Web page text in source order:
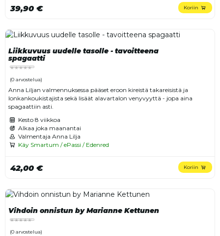
39,90 € Koriin
Liikkuvuus uudelle tasolle - tavoitteena
spagaatti
(0 arvostelua)
Anna Liljan valmennuksessa pääset eroon kireistä takareisistä ja
lonkankoukistajista sekä lisäät alavartalon venyvyyttä - jopa aina
spagaattiin asti.
Kesto 8 viikkoa
Alkaa joka maanantai
Valmentaja Anna Lilja
Käy Smartum / ePassi / Edenred
42,00 € Koriin
Vihdoin onnistun by Marianne Kettunen
(0 arvostelua)